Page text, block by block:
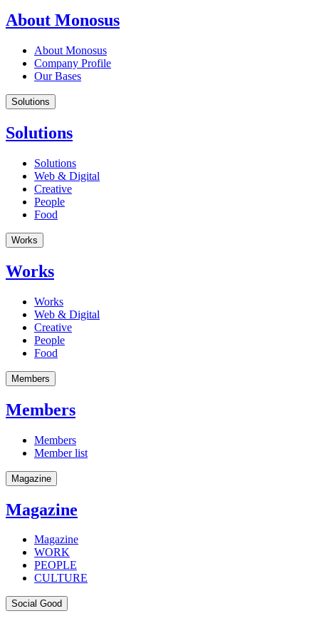
About Monosus
About Monosus
Company Profile
Our Bases
Solutions
Solutions
Solutions
Web & Digital
Creative
People
Food
Works
Works
Works
Web & Digital
Creative
People
Food
Members
Members
Members
Member list
Magazine
Magazine
Magazine
WORK
PEOPLE
CULTURE
Social Good